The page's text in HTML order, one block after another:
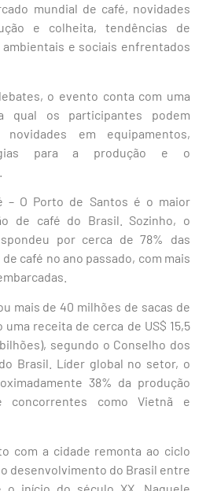
mundial de café, novidades
e colheita, tendências de
e sociais enfrentados
o evento conta com uma
qual os participantes podem
em equipamentos,
para a produção e o
– O Porto de Santos é o maior
de café do Brasil. Sozinho, o
por cerca de 78% das
café no ano passado, com mais
mais de 40 milhões de sacas de
uma receita de cerca de US$ 15,5
segundo o Conselho dos
Brasil. Líder global no setor, o
38% da produção
como Vietnã e
com a cidade remonta ao ciclo
desenvolvimento do Brasil entre
início do século XX. Naquele